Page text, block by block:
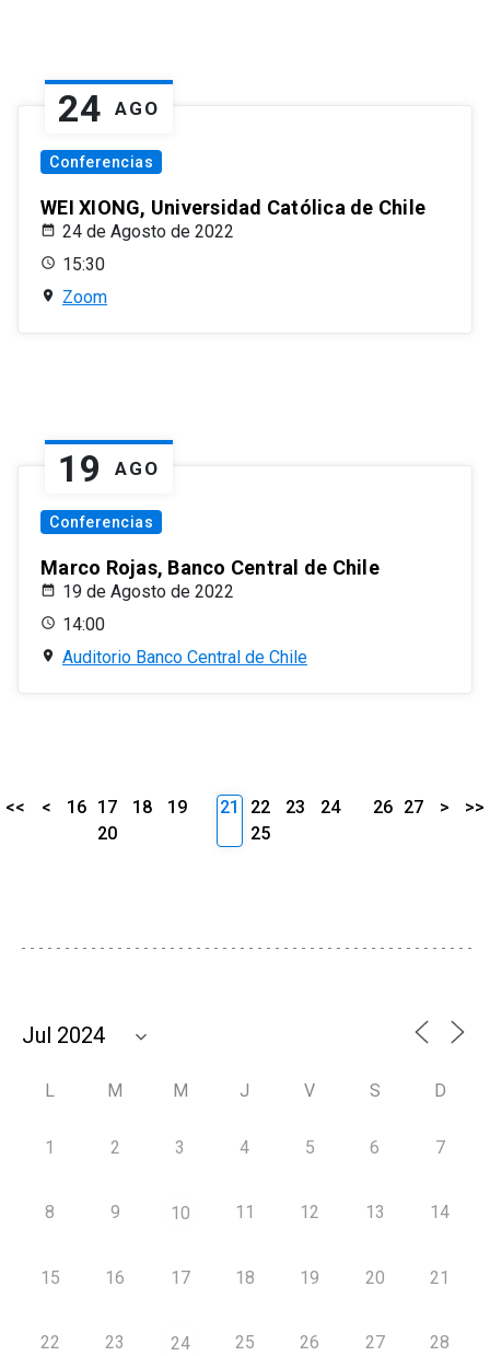
24 AGO
Conferencias
WEI XIONG, Universidad Católica de Chile
24 de Agosto de 2022
15:30
Zoom
19 AGO
Conferencias
Marco Rojas, Banco Central de Chile
19 de Agosto de 2022
14:00
Auditorio Banco Central de Chile
<< < 16 17 18
19
20
21 22 23
24
25
26 27 > >>
L M M J V S D
1 2 3 4 5 6 7
8 9 10 11 12 13 14
15 16 17 18 19 20 21
22 23 24 25 26 27 28